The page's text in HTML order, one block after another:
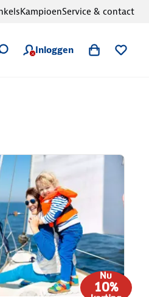
Inloggen
KampioenService & contact
Nu
10%